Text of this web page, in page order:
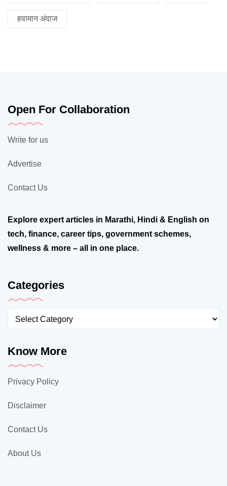
हवामान अंदाज
Open For Collaboration
Write for us
Advertise
Contact Us
Explore expert articles in Marathi, Hindi & English on
tech, finance, career tips, government schemes,
wellness & more – all in one place.
Categories
Know More
Privacy Policy
Disclaimer
Contact Us
About Us